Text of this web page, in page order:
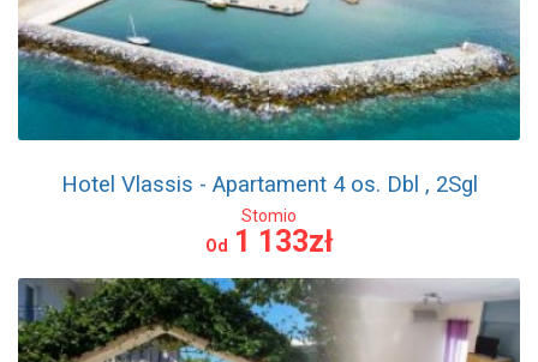
Hotel Vlassis - Apartament 4 os. Dbl , 2Sgl
Stomio
Od
1 133zł